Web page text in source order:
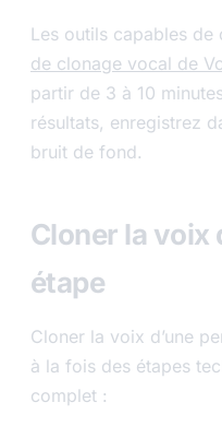
Les outils capables
de clonage vocal de
partir de 3 à 10
résultats, enregistrez
bruit de fond.
Cloner la voix
étape
Cloner la voix d’une
à la fois des étapes
complet :